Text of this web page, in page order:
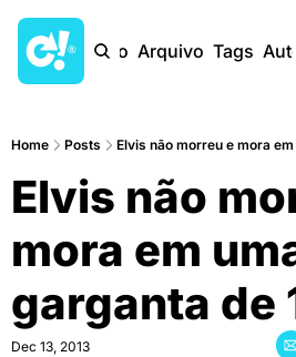
Início Arquivo Tags
Home Posts Elvis não morreu e mora
Elvis não
mora em
garganta de
Dec 13, 2013